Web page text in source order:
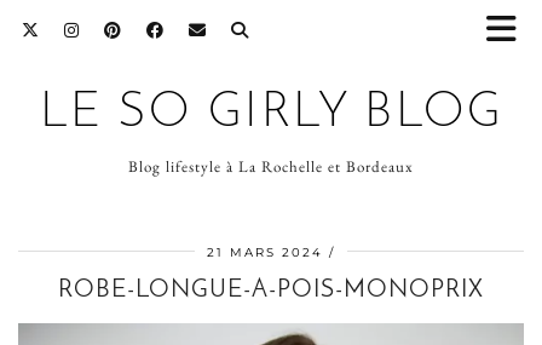
LE SO GIRLY BLOG
Blog lifestyle à La Rochelle et Bordeaux
21 MARS 2024
ROBE-LONGUE-A-POIS-MONOPRIX